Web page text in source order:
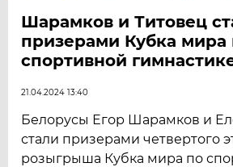
Шарамков и Титовец
призерами Кубка мира
спортивной
21.04.2024 13:40
Белорусы Егор Шарамков и
стали призерами четвертого
розыгрыша Кубка мира по